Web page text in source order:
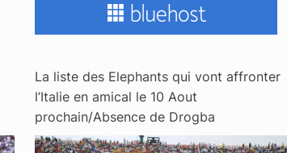
La liste des Elephants qui vont affronter
l’Italie en amical le 10 Aout
prochain/Absence de Drogba